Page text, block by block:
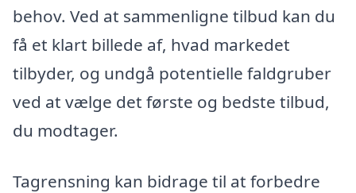
behov. Ved at sammenligne tilbud kan du
få et klart billede af, hvad markedet
tilbyder, og undgå potentielle faldgruber
ved at vælge det første og bedste tilbud,
du modtager.
Tagrensning kan bidrage til at forbedre